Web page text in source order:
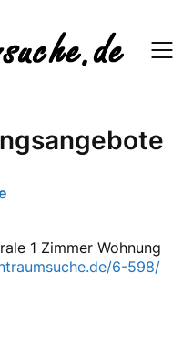
1 Zimmer Wohnung
6-598/